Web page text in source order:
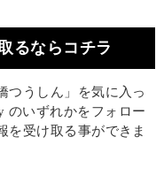
るならコチラ
つうしん」を気に入っ
のいずれかをフォロー
を受け取る事ができま